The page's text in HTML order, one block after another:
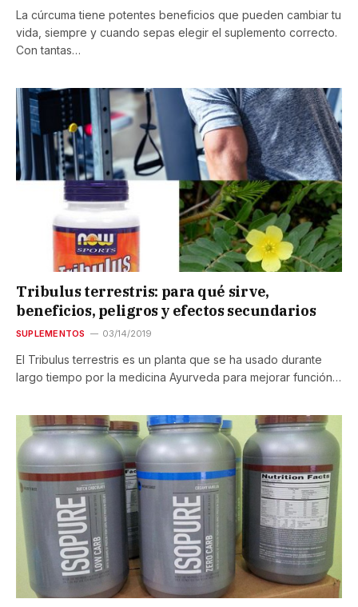
La cúrcuma tiene potentes beneficios que pueden cambiar tu
vida, siempre y cuando sepas elegir el suplemento correcto.
Con tantas…
Tribulus terrestris: para qué sirve,
beneficios, peligros y efectos secundarios
SUPLEMENTOS 03/14/2019
El Tribulus terrestris es un planta que se ha usado durante
largo tiempo por la medicina Ayurveda para mejorar función…